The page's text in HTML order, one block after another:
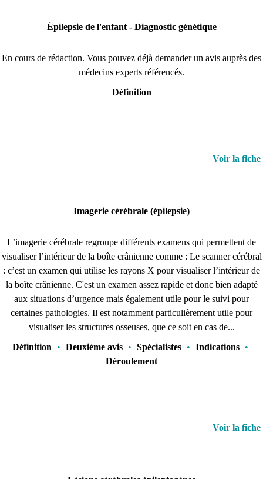
Épilepsie de l'enfant - Diagnostic génétique
En cours de rédaction. Vous pouvez déjà demander un avis auprès des
médecins experts référencés.
Définition
Voir la fiche
Imagerie cérébrale (épilepsie)
L’imagerie cérébrale regroupe différents examens qui permettent de
visualiser l’intérieur de la boîte crânienne comme : Le scanner cérébral
: c’est un examen qui utilise les rayons X pour visualiser l’intérieur de
la boîte crânienne. C'est un examen assez rapide et donc bien adapté
aux situations d’urgence mais également utile pour le suivi pour
certaines pathologies. Il est notamment particulièrement utile pour
visualiser les structures osseuses, que ce soit en cas de...
Définition
• Deuxième avis • Spécialistes • Indications
•
Déroulement
Voir la fiche